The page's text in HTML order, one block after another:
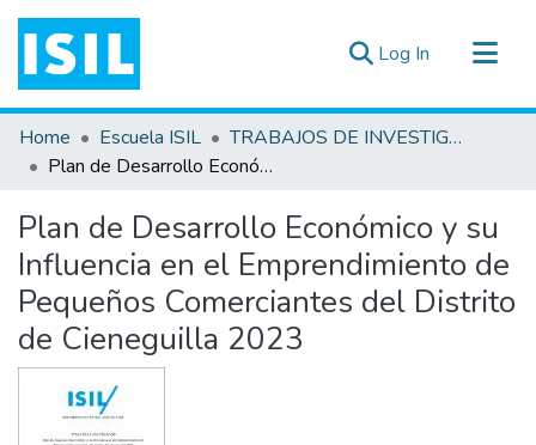
Log In (current)
All of DSpace
Statistics
Documentos ▾
Home Escuela ISIL
TRABAJOS DE INVESTIGACIÓN
Plan de Desarrollo Económico y su Influencia en el Emprendimiento de Pequeños Comerciantes del Distrito de Cieneguilla 2023
Plan de Desarrollo Económico y su
Influencia en el Emprendimiento de
Pequeños Comerciantes del Distrito
de Cieneguilla 2023